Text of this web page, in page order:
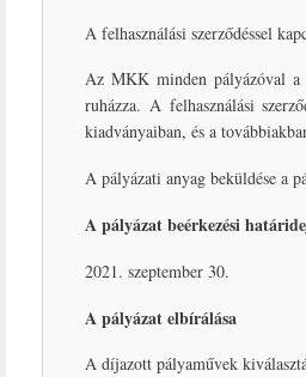
A felhasználási szerződéssel
Az MKK minden pályázóval a
ruházza. A felhasználási
kiadványaiban, és a
A pályázati anyag beküldése a
A pályázat beérkezési
2021. szeptember 30.
A pályázat elbírálása
A díjazott pályaművek